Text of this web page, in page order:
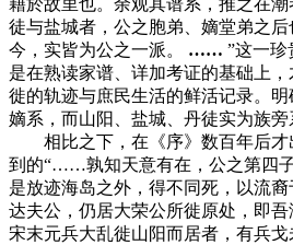
徒与盐城者，公之胞弟、嫡堂弟之
今，实皆为公之一派。 …… ”这一
是在熟读家谱、详加考证的基础上
徙的轨迹与庶民生活的鲜活记录。
嫡系，而山阳、盐城、丹徒实为族旁
相比之下，在《序》数百年后
到的“……孰知天意有在，公之第四
是放迹海岛之外，得不同死，以流
达夫公，仍居大荣公所徙原处，即
宋末元兵大乱徙山阳而居者，有兵